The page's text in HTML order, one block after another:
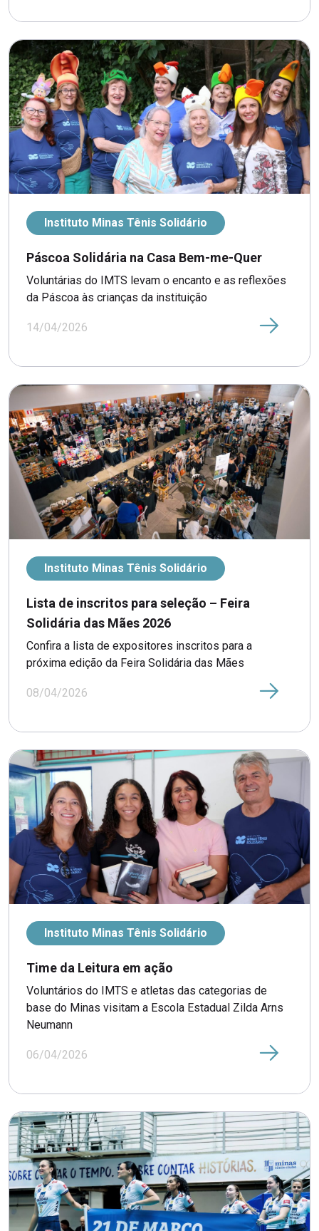
Instituto Minas Tênis Solidário
Páscoa Solidária na Casa Bem-me-Quer
Voluntárias do IMTS levam o encanto e as reflexões
da Páscoa às crianças da instituição
14/04/2026
Instituto Minas Tênis Solidário
Lista de inscritos para seleção – Feira
Solidária das Mães 2026
Confira a lista de expositores inscritos para a
próxima edição da Feira Solidária das Mães
08/04/2026
Instituto Minas Tênis Solidário
Time da Leitura em ação
Voluntários do IMTS e atletas das categorias de
base do Minas visitam a Escola Estadual Zilda Arns
Neumann
06/04/2026